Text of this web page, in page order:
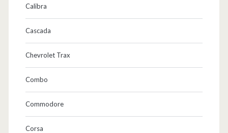
Calibra
Cascada
Chevrolet Trax
Combo
Commodore
Corsa